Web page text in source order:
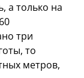
а только на
три
то
метров,